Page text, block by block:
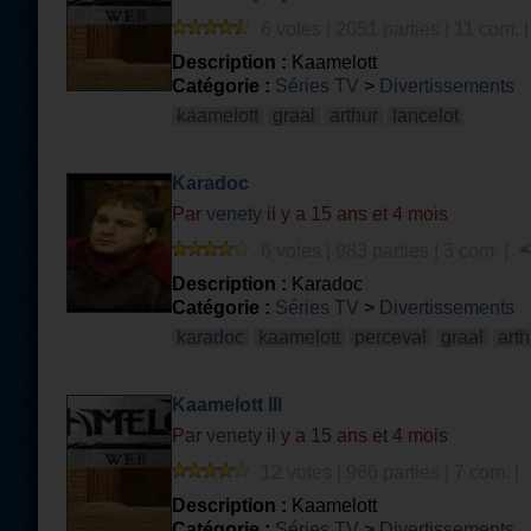
Description : Kaamelott
Catégorie : Séries TV > Divertissements
kaamelott
graal arthur lancelot
Karadoc
Par venety il y a 15 ans et 4 mois
Description : Karadoc
Catégorie : Séries TV > Divertissements
karadoc
kaamelott perceval graal
Kaamelott III
Par venety il y a 15 ans et 4 mois
Description : Kaamelott